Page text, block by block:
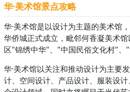
华·美术馆景点攻略
华·美术馆是以设计为主题的美术馆
华侨城正式成立，毗邻何香凝美术
区"锦绣中华"、"中国民俗文化村"、"
华·美术馆以关注和推动设计为主要
计、空间设计、产品设计、服装设